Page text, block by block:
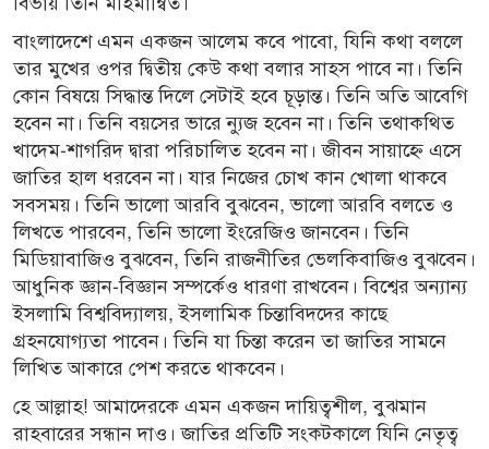
বাংলাদেশে এমন একজন আলেম কবে পাবো, যিনি কথা বললে
তার মুখের ওপর দ্বিতীয় কেউ কথা বলার সাহস পাবে না। তিনি
কোন বিষয়ে সিদ্ধান্ত দিলে সেটাই হবে চূড়ান্ত। তিনি অতি আবেগি
হবেন না। তিনি বয়সের ভারে ন্যুজ হবেন না। তিনি তথাকথিত
খাদেম-শাগরিদ দ্বারা পরিচালিত হবেন না। জীবন সায়াহ্নে এসে
জাতির হাল ধরবেন না। যার নিজের চোখ কান খোলা থাকবে
সবসময়। তিনি ভালো আরবি বুঝবেন, ভালো আরবি বলতে ও
লিখতে পারবেন, তিনি ভালো ইংরেজিও জানবেন। তিনি
মিডিয়াবাজিও বুঝবেন, তিনি রাজনীতির ভেলকিবাজিও বুঝবেন।
আধুনিক জ্ঞান-বিজ্ঞান সম্পর্কেও ধারণা রাখবেন। বিশ্বের অন্যান্য
ইসলামি বিশ্ববিদ্যালয়, ইসলামিক চিন্তাবিদদের কাছে
গ্রহনযোগ্যতা পাবেন। তিনি যা চিন্তা করেন তা জাতির সামনে
লিখিত আকারে পেশ করতে থাকবেন।
হে আল্লাহ! আমাদেরকে এমন একজন দায়িত্বশীল, বুঝমান
রাহবারের সন্ধান দাও। জাতির প্রতিটি সংকটকালে যিনি নেতৃত্ব